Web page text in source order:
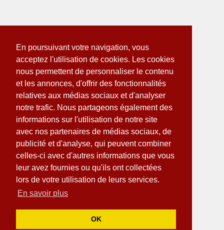
En poursuivant votre navigation, vous
acceptez l'utilisation de cookies. Les cookies
nous permettent de personnaliser le contenu
et les annonces, d'offrir des fonctionnalités
relatives aux médias sociaux et d'analyser
notre trafic. Nous partageons également des
informations sur l'utilisation de notre site
avec nos partenaires de médias sociaux, de
publicité et d'analyse, qui peuvent combiner
celles-ci avec d'autres informations que vous
leur avez fournies ou qu'ils ont collectées
lors de votre utilisation de leurs services.
En savoir plus
OK